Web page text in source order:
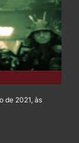
de 2021, às